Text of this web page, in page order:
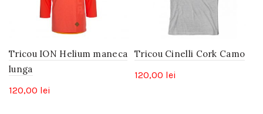
Tricou ION Helium maneca
lunga
120,00 lei
Tricou Cinelli Cork Camo
120,00 lei